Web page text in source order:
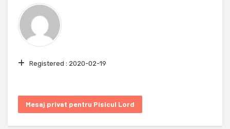
Registered : 2020-02-19
Mesaj privat pentru Pisicul Lord